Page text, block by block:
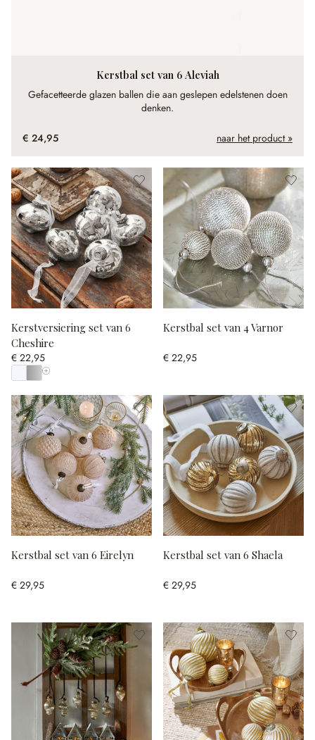
Kerstbal set van 6 Aleviah
Gefacetteerde glazen ballen die aan geslepen edelstenen doen
denken.
€ 24,95 naar het product »
Kerstversiering set van 6
Cheshire
€ 22,95
Toon alle kleuren
Kerstbal set van 4 Varnor
€ 22,95
Kerstbal set van 6 Eirelyn
€ 29,95
Kerstbal set van 6 Shaela
€ 29,95